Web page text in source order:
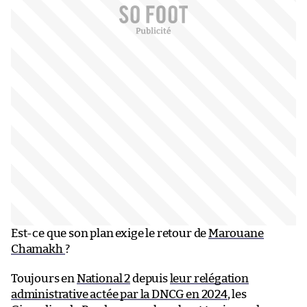
Est-ce que son plan exige le retour deMarouane
Chamakh ?
Toujours en National 2depuis leur relégation
administrative actée par la DNCG en 2024, les